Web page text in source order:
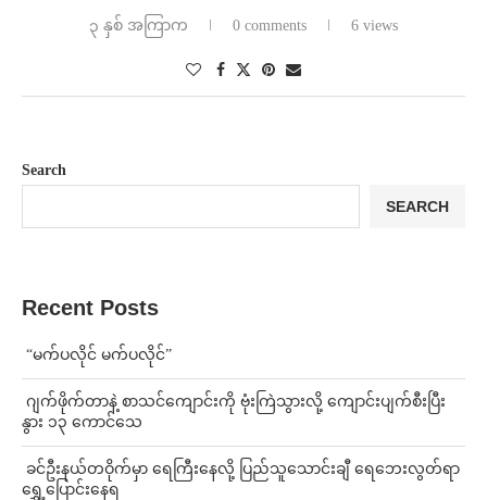
၃ နှစ် အကြာက 0 comments 6 views
Search
SEARCH
Recent Posts
⁨ ⁨“မက်ပလိုင် မက်ပလိုင်”
⁨⁩ ⁨ဂျက်ဖိုက်တာနဲ့ စာသင်ကျောင်းကို ဗုံးကြဲသွားလို့ ကျောင်းပျက်စီးပြီး
နွား ၁၃ ကောင်သေ
⁩ ⁨ခင်ဦးနယ်တဝိုက်မှာ ရေကြီးနေလို့ ပြည်သူသောင်းချီ ရေဘေးလွတ်ရာ
ရွှေ့ပြောင်းနေရ